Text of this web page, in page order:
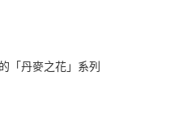
「丹麥之花」系列